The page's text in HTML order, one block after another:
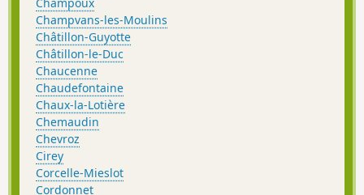
Champvans-les-Moulins
Châtillon-Guyotte
Châtillon-le-Duc
Chaucenne
Chaudefontaine
Chaux-la-Lotière
Chemaudin
Chevroz
Cirey
Corcelle-Mieslot
Cordonnet